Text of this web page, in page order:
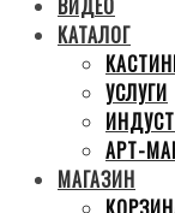
ВИДЕО
КАТАЛОГ
УСЛУГИ
АРТ-
МАГАЗИН